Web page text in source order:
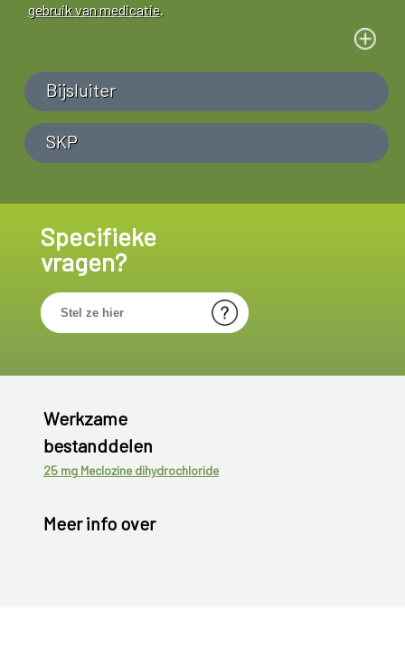
gebruik van medicatie.
Bijsluiter
SKP
Specifieke
vragen?
Werkzame
bestanddelen
25 mg Meclozine dihydrochloride
Meer info over